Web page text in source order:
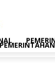
PEMERINTAHAN